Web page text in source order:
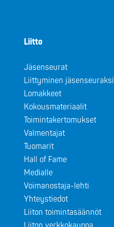
Liitto
Jäsenseurat
Liittyminen jäsenseuraksi
Lomakkeet
Kokousmateriaalit
Toimintakertomukset
Valmentajat
Tuomarit
Hall of Fame
Medialle
Voimanostaja-lehti
Yhteystiedot
Liiton toimintasäännöt